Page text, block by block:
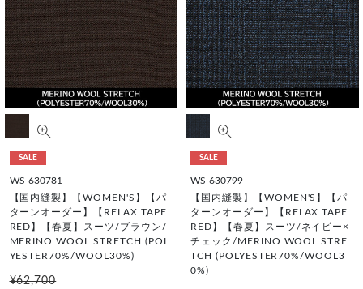
SALE
WS-630781
【国内縫製】【WOMEN'S】【パ
ターンオーダー】【RELAX TAPE
RED】【春夏】スーツ/ブラウン/
MERINO WOOL STRETCH (POL
YESTER70%/WOOL30%)
¥62,700
SALE
WS-630799
【国内縫製】【WOMEN'S】【パ
ターンオーダー】【RELAX TAPE
RED】【春夏】スーツ/ネイビー×
チェック/MERINO WOOL STRE
TCH (POLYESTER70%/WOOL3
0%)